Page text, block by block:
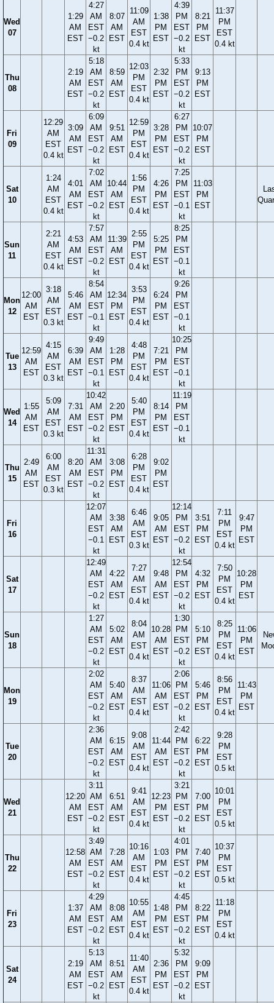
Wed
07
1:29
AM
EST
4:27
AM
EST
−0.2
kt
8:07
AM
EST
11:09
AM
EST
0.4 kt
1:38
PM
EST
4:39
PM
EST
−0.2
kt
8:21
PM
EST
11:37
PM
EST
0.4 kt
Thu
08
2:19
AM
EST
5:18
AM
EST
−0.2
kt
8:59
AM
EST
12:03
PM
EST
0.4 kt
2:32
PM
EST
5:33
PM
EST
−0.2
kt
9:13
PM
EST
Fri
09
12:29
AM
EST
0.4 kt
3:09
AM
EST
6:09
AM
EST
−0.2
kt
9:51
AM
EST
12:59
PM
EST
0.4 kt
3:28
PM
EST
6:27
PM
EST
−0.2
kt
10:07
PM
EST
Sat
10
1:24
AM
EST
0.4 kt
4:01
AM
EST
7:02
AM
EST
−0.2
kt
10:44
AM
EST
1:56
PM
EST
0.4 kt
4:26
PM
EST
7:25
PM
EST
−0.1
kt
11:03
PM
EST
Sun
11
2:21
AM
EST
0.4 kt
4:53
AM
EST
7:57
AM
EST
−0.2
kt
11:39
AM
EST
2:55
PM
EST
0.4 kt
5:25
PM
EST
8:25
PM
EST
−0.1
kt
Mon
12
12:00
AM
EST
3:18
AM
EST
0.3 kt
5:46
AM
EST
8:54
AM
EST
−0.1
kt
12:34
PM
EST
3:53
PM
EST
0.4 kt
6:24
PM
EST
9:26
PM
EST
−0.1
kt
Tue
13
12:59
AM
EST
4:15
AM
EST
0.3 kt
6:39
AM
EST
9:49
AM
EST
−0.1
kt
1:28
PM
EST
4:48
PM
EST
0.4 kt
7:21
PM
EST
10:25
PM
EST
−0.1
kt
Wed
14
1:55
AM
EST
5:09
AM
EST
0.3 kt
7:31
AM
EST
10:42
AM
EST
−0.2
kt
2:20
PM
EST
5:40
PM
EST
0.4 kt
8:14
PM
EST
11:19
PM
EST
−0.1
kt
Thu
15
2:49
AM
EST
6:00
AM
EST
0.3 kt
8:20
AM
EST
11:31
AM
EST
−0.2
kt
3:08
PM
EST
6:28
PM
EST
0.4 kt
9:02
PM
EST
Fri
16
12:07
AM
EST
−0.1
kt
3:38
AM
EST
6:46
AM
EST
0.3 kt
9:05
AM
EST
12:14
PM
EST
−0.2
kt
3:51
PM
EST
7:11
PM
EST
0.4 kt
9:47
PM
EST
Sat
17
12:49
AM
EST
−0.2
kt
4:22
AM
EST
7:27
AM
EST
0.4 kt
9:48
AM
EST
12:54
PM
EST
−0.2
kt
4:32
PM
EST
7:50
PM
EST
0.4 kt
10:28
PM
EST
Sun
18
1:27
AM
EST
−0.2
kt
5:02
AM
EST
8:04
AM
EST
0.4 kt
10:28
AM
EST
1:30
PM
EST
−0.2
kt
5:10
PM
EST
8:25
PM
EST
0.4 kt
11:06
PM
EST
Mon
19
2:02
AM
EST
−0.2
kt
5:40
AM
EST
8:37
AM
EST
0.4 kt
11:06
AM
EST
2:06
PM
EST
−0.2
kt
5:46
PM
EST
8:56
PM
EST
0.4 kt
11:43
PM
EST
Tue
20
2:36
AM
EST
−0.2
kt
6:15
AM
EST
9:08
AM
EST
0.4 kt
11:44
AM
EST
2:42
PM
EST
−0.2
kt
6:22
PM
EST
9:28
PM
EST
0.5 kt
Wed
21
12:20
AM
EST
3:11
AM
EST
−0.2
kt
6:51
AM
EST
9:41
AM
EST
0.4 kt
12:23
PM
EST
3:21
PM
EST
−0.2
kt
7:00
PM
EST
10:01
PM
EST
0.5 kt
Thu
22
12:58
AM
EST
3:49
AM
EST
−0.2
kt
7:28
AM
EST
10:16
AM
EST
0.4 kt
1:03
PM
EST
4:01
PM
EST
−0.2
kt
7:40
PM
EST
10:37
PM
EST
0.5 kt
Fri
23
1:37
AM
EST
4:29
AM
EST
−0.2
kt
8:08
AM
EST
10:55
AM
EST
0.4 kt
1:48
PM
EST
4:45
PM
EST
−0.2
kt
8:22
PM
EST
11:18
PM
EST
0.4 kt
Sat
24
2:19
AM
EST
5:13
AM
EST
−0.2
kt
8:51
AM
EST
11:40
AM
EST
0.4 kt
2:36
PM
EST
5:32
PM
EST
−0.2
kt
9:09
PM
EST